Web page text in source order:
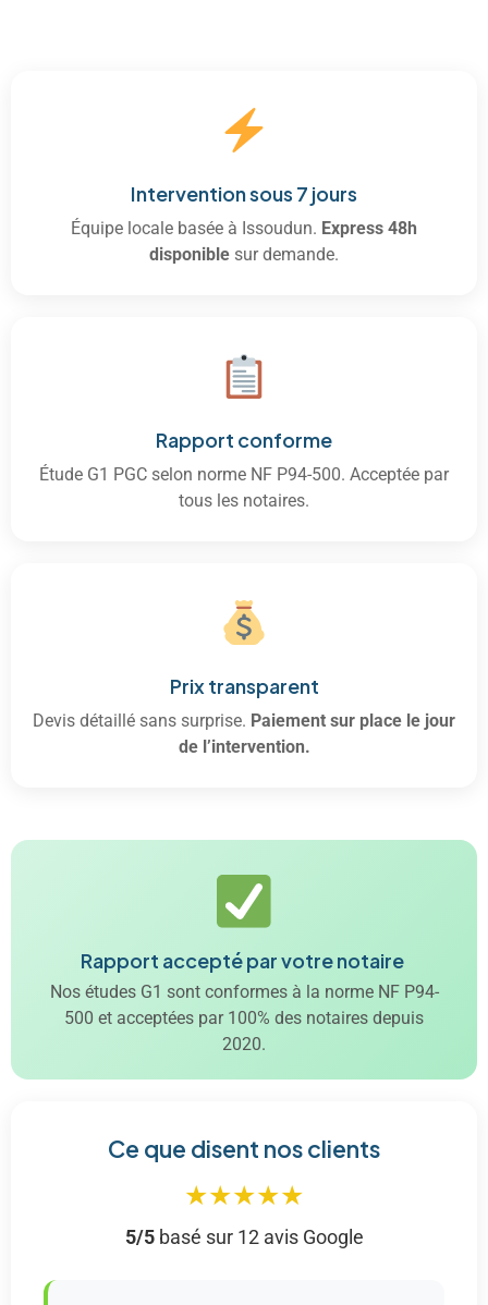
Intervention sous 7 jours
Équipe locale basée à Issoudun. Express 48h
disponible sur demande.
Rapport conforme
Étude G1 PGC selon norme NF P94-500. Acceptée par
tous les notaires.
Prix transparent
Devis détaillé sans surprise. Paiement sur place le jour
de l’intervention.
Rapport accepté par votre notaire
Nos études G1 sont conformes à la norme NF P94-
500 et acceptées par 100% des notaires depuis
2020.
Ce que disent nos clients
★★★★★
5/5basé sur 12 avis Google